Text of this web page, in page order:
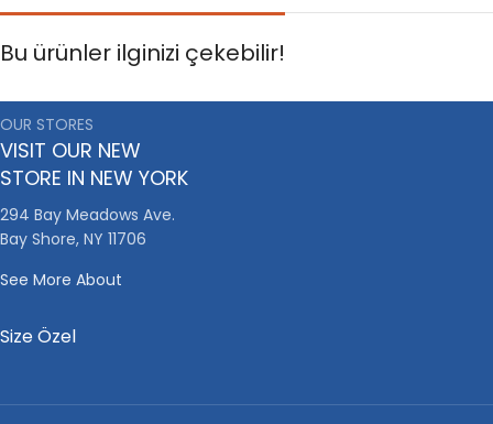
Bu ürünler ilginizi çekebilir!
OUR STORES
VISIT OUR NEW
STORE IN NEW YORK
294 Bay Meadows Ave.
Bay Shore, NY 11706
See More About
Size Özel